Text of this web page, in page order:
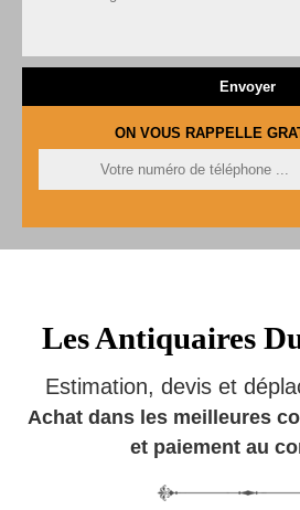
ON VOUS RAPPELLE
Les Antiquaires
Estimation, devis et
Achat dans les meilleures
et paiement au